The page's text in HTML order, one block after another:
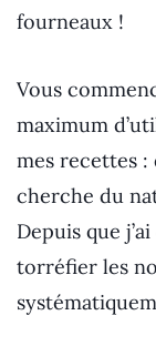
fourneaux !
Vous
maximum
mes recettes :
cherche du
Depuis que
torréfier les